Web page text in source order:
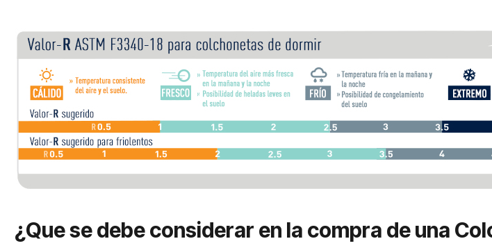
¿Que se debe considerar en la compra de una